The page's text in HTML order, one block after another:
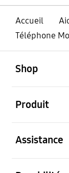
Accueil
Téléphone
Shop
Produit
Assistance